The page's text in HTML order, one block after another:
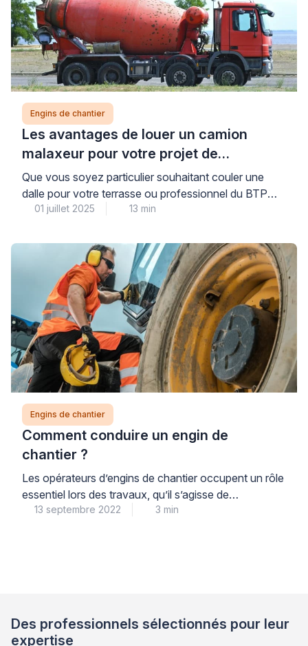
nombreux avantages qui méritent d’être explorés en
détail, notamment […]
Engins de chantier
Les avantages de louer un camion
malaxeur pour votre projet de
construction
Que vous soyez particulier souhaitant couler une
dalle pour votre terrasse ou professionnel du BTP
gérant un chantier d’envergure, la location camion
économique pour vos besoins en béton frais. En
effet, cette alternative à l’achat de matériel offre de
nombreux avantages qui méritent d’être explorés en
détail, notamment en termes de […]
01 juillet 2025 13 min
Engins de chantier
Comment conduire un engin de
chantier ?
Les opérateurs d’engins de chantier occupent un rôle
essentiel lors des travaux, qu’il s’agisse de
construction, de rénovation, d’aménagement ou
13 septembre 2022 3 min
Des professionnels sélectionnés pour leur
expertise